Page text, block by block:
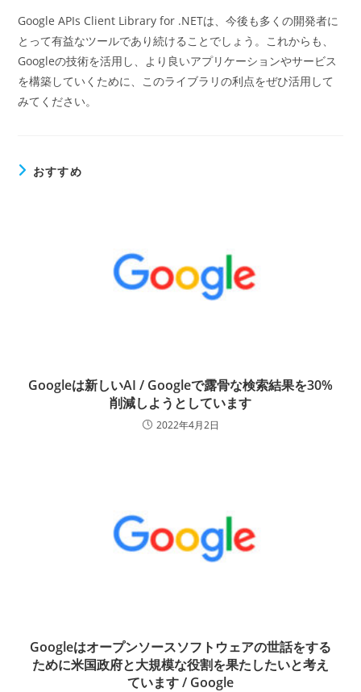
Google APIs Client Library for .NETは、今後も多くの開発者に
とって有益なツールであり続けることでしょう。これからも、
Googleの技術を活用し、より良いアプリケーションやサービス
を構築していくために、このライブラリの利点をぜひ活用して
みてください。
おすすめ
Googleは新しいAI / Googleで露骨な検索結果を30%
削減しようとしています
2022年4月2日
Googleはオープンソースソフトウェアの世話をする
ために米国政府と大規模な役割を果たしたいと考え
ています / Google